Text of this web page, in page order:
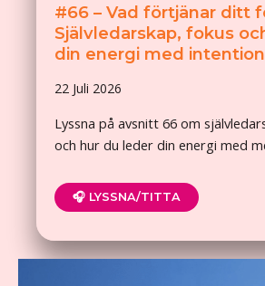
#66 – Vad förtjänar ditt
Självledarskap, fokus
din energi med intention
22 Juli 2026
Lyssna på avsnitt 66 om
och hur du leder din energi med
🎧 LYSSNA/TITTA